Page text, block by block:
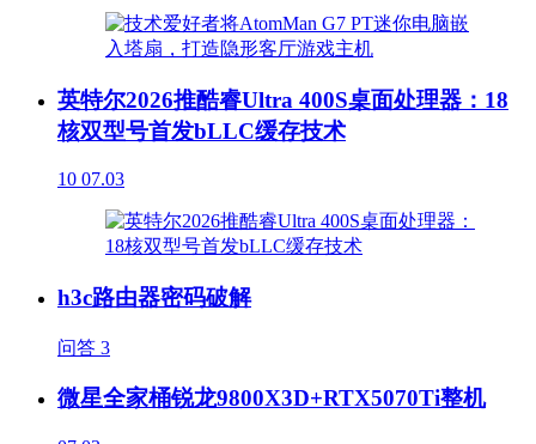
英特尔2026推酷睿Ultra 400S桌面处理器：18
核双型号首发bLLC缓存技术
10 07.03
h3c路由器密码破解
问答 3
微星全家桶锐龙9800X3D+RTX5070Ti整机